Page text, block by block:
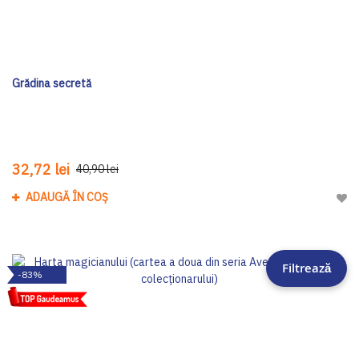
Grădina secretă
32,72 lei 40,90 lei
ADAUGĂ ÎN COȘ
-83% Filtrează